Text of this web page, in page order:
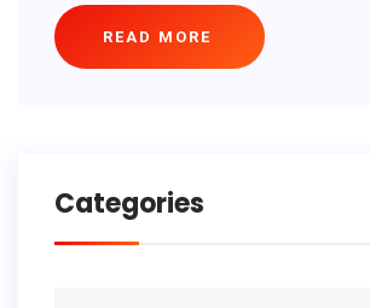
READ MORE
Categories